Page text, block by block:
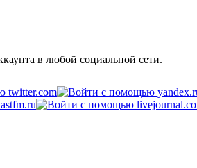
в любой социальной сети.